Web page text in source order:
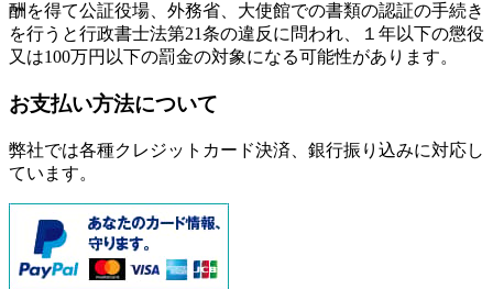
酬を得て公証役場、外務省、大使館での書類の認証の手続き
を行うと行政書士法第21条の違反に問われ、
１年以下の懲役
又は100万円以下の罰金の対象になる可能性があります。
お支払い方法について
弊社では各種クレジットカード決済、銀行振り込みに対応し
ています。